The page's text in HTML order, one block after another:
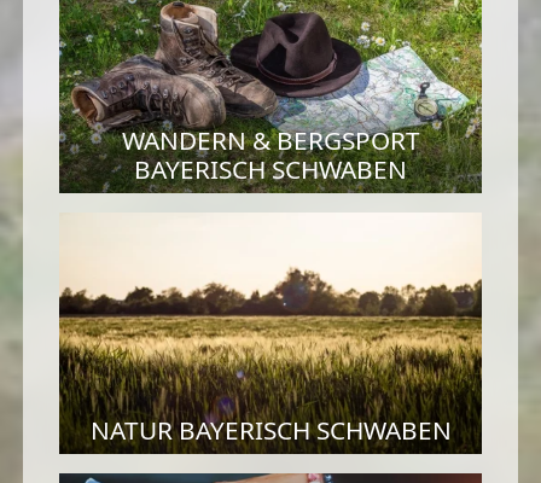
WANDERN & BERGSPORT
BAYERISCH SCHWABEN
NATUR BAYERISCH SCHWABEN